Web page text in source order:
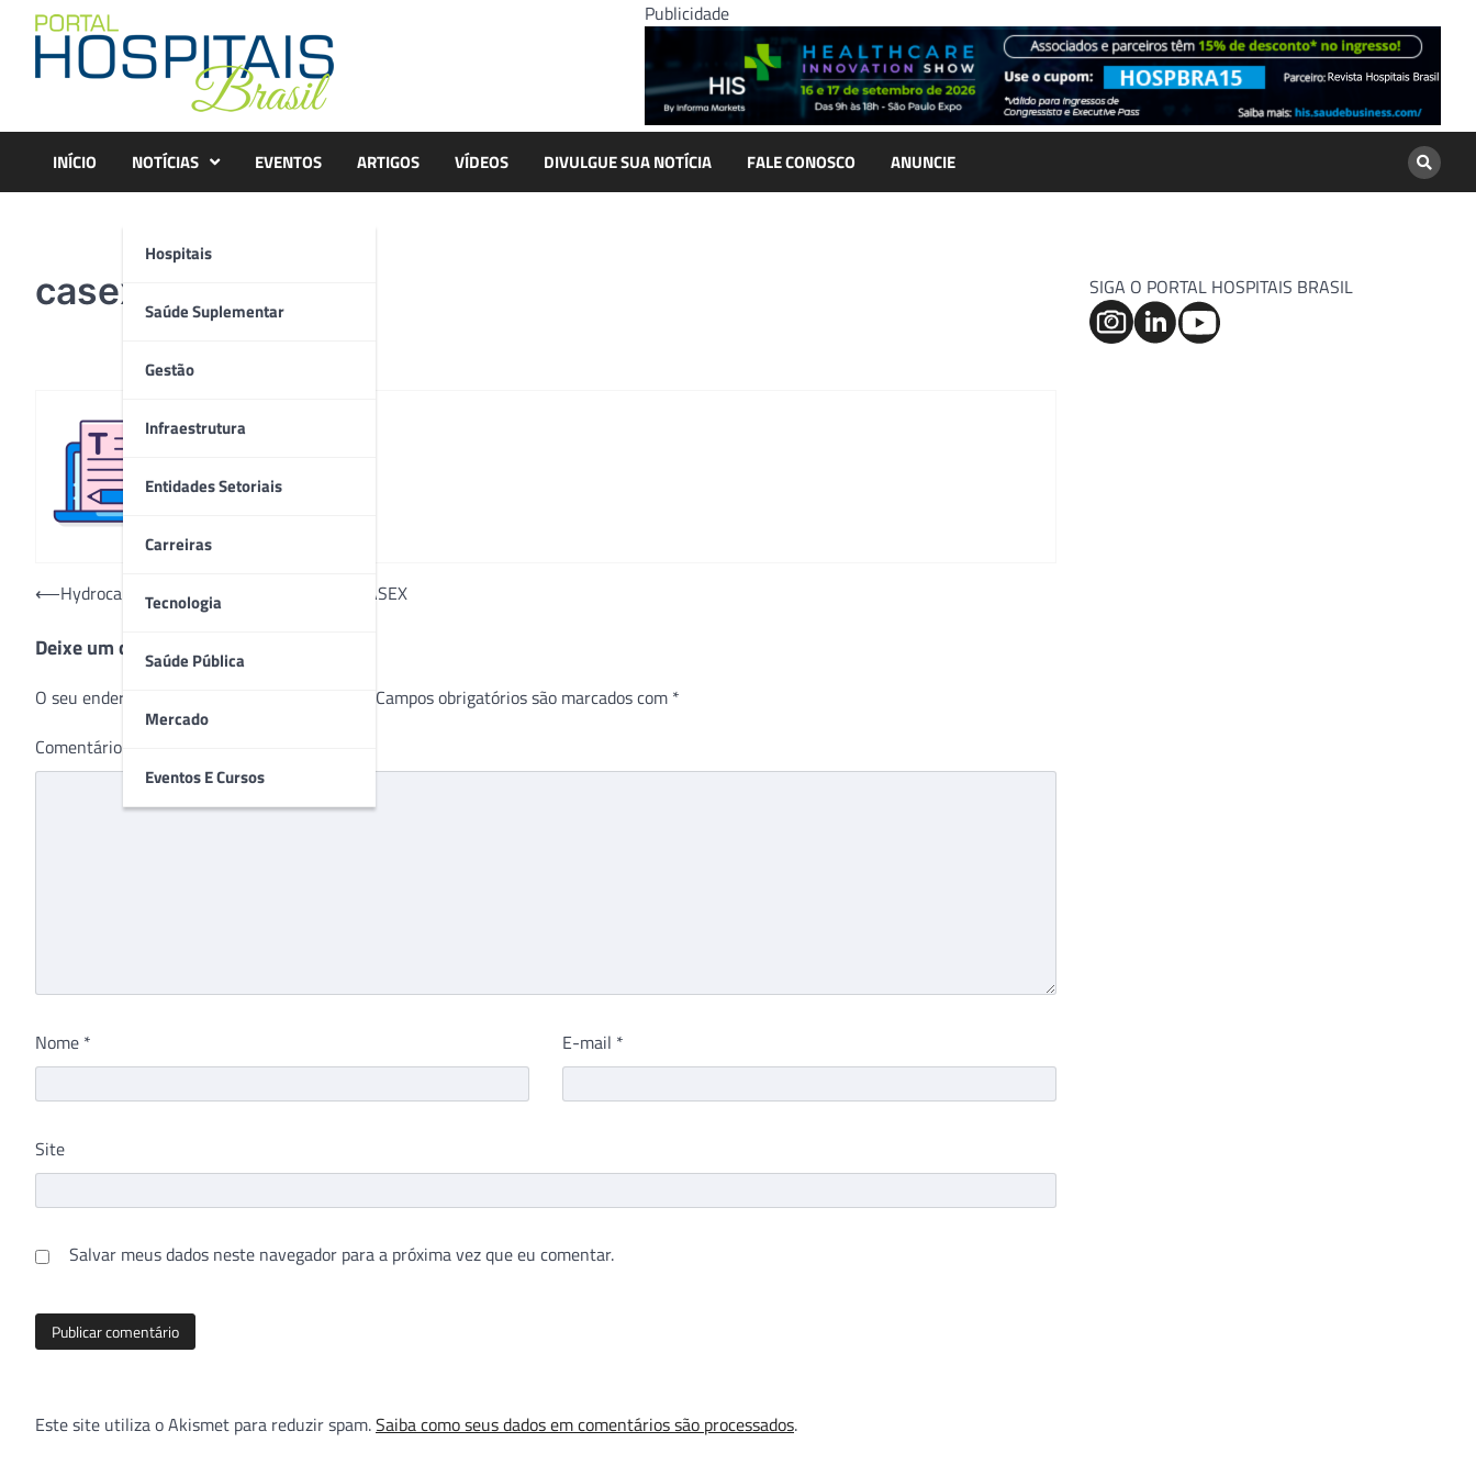
content
Publicidade
INÍCIO NOTÍCIAS
Hospitais
Saúde Suplementar
Gestão
Infraestrutura
Entidades Setoriais
Carreiras
Tecnologia
Saúde Pública
Mercado
Eventos E Cursos
EVENTOS ARTIGOS VÍDEOS DIVULGUE SUA NOTÍCIA FALE CONOSCO ANUNCIE
casex
Navegação
Post
⟵Hydrocare®, o curativo de hidrofibra da CASEX
Deixe um comentário
O seu endereço de e-mail não será publicado. Campos obrigatórios são marcados com *
Comentário
Nome * E-mail *
Site
Salvar meus dados neste navegador para a próxima vez que eu comentar.
Este site utiliza o Akismet para reduzir spam.Saiba como seus dados em comentários são processados.
SIGA O PORTAL HOSPITAIS BRASIL